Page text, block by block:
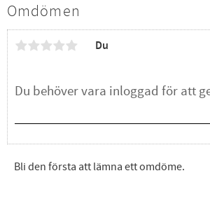
Omdömen
Du
Bli den första att lämna ett omdöme.